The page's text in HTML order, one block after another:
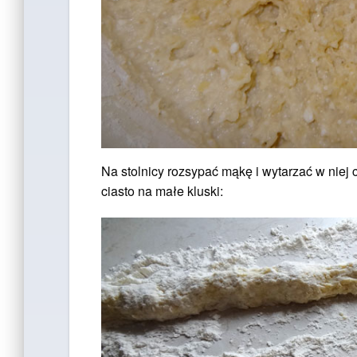
Na stolnicy rozsypać mąkę i wytarzać w niej
ciasto na małe kluski: